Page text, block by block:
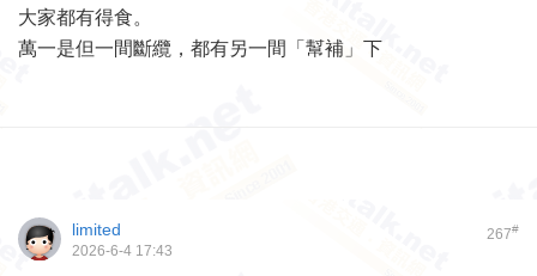
大家都有得食。
萬一是但一間斷纜，都有另一間「幫補」下
267#
limited
2026-6-4 17:43